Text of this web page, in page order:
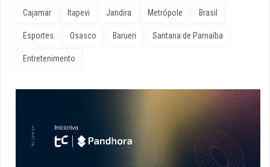
Cajamar Itapevi Jandira Metrópole Brasil
Esportes Osasco Barueri Santana de Parnaíba
Entretenimento